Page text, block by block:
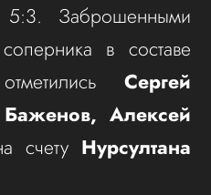
Заброшенными
в составе
Сергей
Алексей
счету Нурсултана